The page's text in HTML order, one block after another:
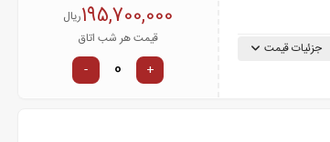
جزئیات قیمت
195,700,000ریال
قیمت هر شب اتاق
+
-